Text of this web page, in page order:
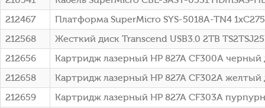
212467
Платформа SuperMicro SYS-5018A-TN4
212568
Жесткий диск Transcend USB3.0 2TB
212656
Картридж лазерный HP 827A CF300A черный
212658
Картридж лазерный HP 827A CF302A желтый
212659
Картридж лазерный HP 827A CF303A